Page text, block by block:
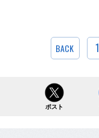
BACK 1
ポスト